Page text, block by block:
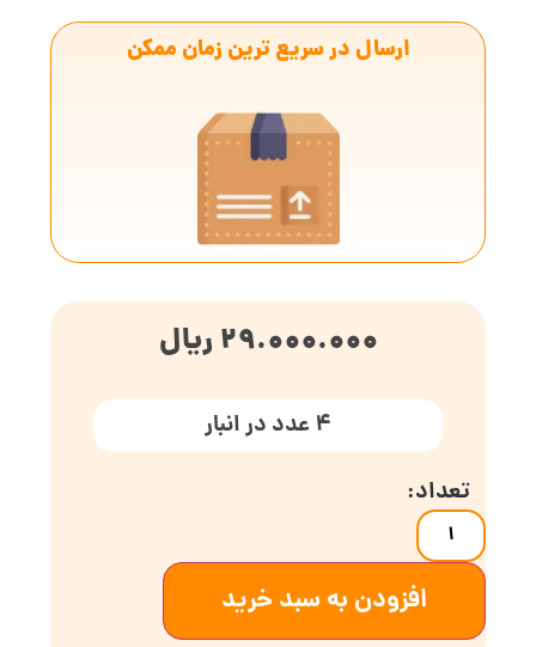
ارسال در سریع ترین زمان ممکن
29.000.000 ریال
4 عدد در انبار
افزودن به سبد خرید